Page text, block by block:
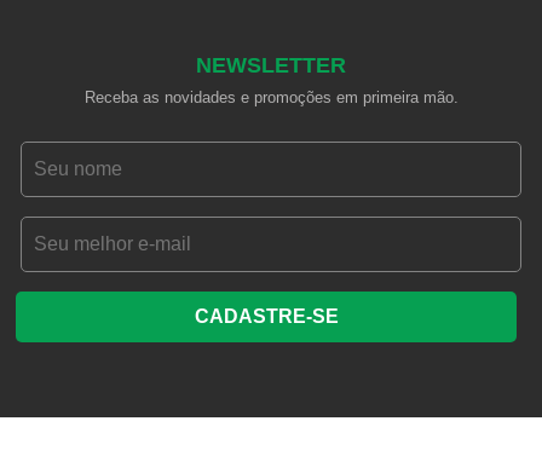
NEWSLETTER
Receba as novidades e promoções em primeira mão.
CADASTRE-SE